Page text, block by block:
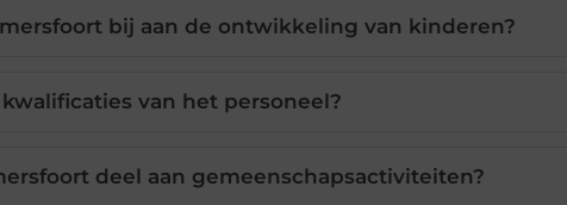
bij aan de ontwikkeling van kinderen?
van het personeel?
deel aan gemeenschapsactiviteiten?